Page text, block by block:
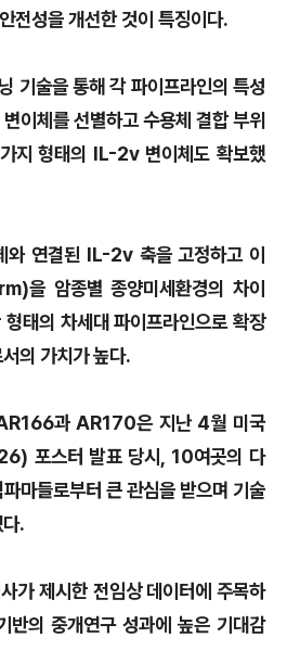
전성을 개선한 것이 특징이다.
기술을 통해 각 파이프라인의 특성
이체를 선별하고 수용체 결합 부위
지 형태의 IL-2v 변이체도 확보했
와 연결된 IL-2v 축을 고정하고 이
을 암종별 종양미세환경의 차이
태의 차세대 파이프라인으로 확장
의 가치가 높다.
과 AR170은 지난 4월 미국
포스터 발표 당시, 10여곳의 다
마들로부터 큰 관심을 받으며 기술
.
가 제시한 전임상 데이터에 주목하
반의 중개연구 성과에 높은 기대감